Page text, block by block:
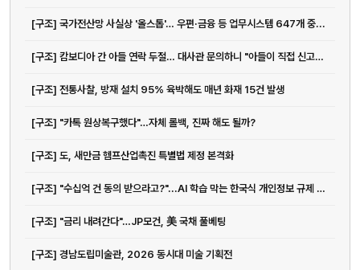
[구조] 국가전산망 사실상 '올스톱'… 우편·금융 등 업무시스템 647개 중...
[구조] 캄보디아 간 아들 연락 두절… 대사관 문의하니 "아들이 직접 신고하...
[구조] 전통사찰, 방재 설치 95% 육박해도 매년 화재 15건 발생
[구조] "카톡 원상복구했다"…자체 롤백, 진짜 해도 될까?
[구조] 도, 새만금 헴프산업촉진 특별법 제정 본격화
[구조] "수십억 건 동의 받으라고?"...AI 학습 막는 한국식 개인정보 규제 도마...
[구조] "금리 내려간다"…JP모건, 美 국채 풀베팅
[구조] 경남도립미술관, 2026 동시대 미술 기획전
051-711-2397
이메일